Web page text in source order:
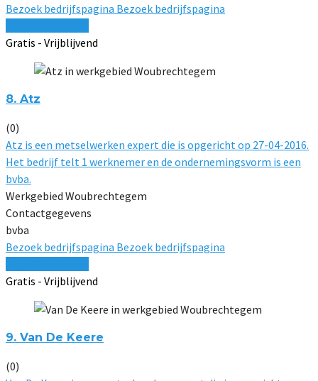
Bezoek bedrijfspagina Bezoek bedrijfspagina
Gratis - Vrijblijvend
8. Atz
(0)
Atz is een metselwerken expert die is opgericht op 27-04-2016.
Het bedrijf telt 1 werknemer en de ondernemingsvorm is een
bvba.
Werkgebied Woubrechtegem
Contactgegevens
bvba
Bezoek bedrijfspagina Bezoek bedrijfspagina
Gratis - Vrijblijvend
9. Van De Keere
(0)